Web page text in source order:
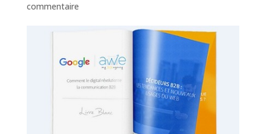
commentaire